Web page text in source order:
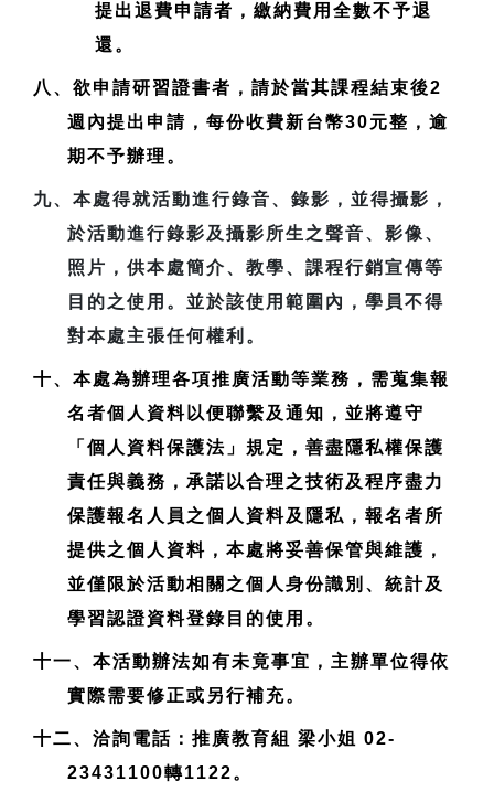
提出退費申請者，繳納費用全數不予退
還。
八、欲申請研習證書者，請於當其課程結束後2
週內提出申請，每份收費新台幣30元整，逾
期不予辦理。
九、本處得就活動進行錄音、錄影，並得攝影，
於活動進行錄影及攝影所生之聲音、影像、
照片，供本處簡介、教學、課程行銷宣傳等
目的之使用。並於該使用範圍內，學員不得
對本處主張任何權利。
十、本處為辦理各項推廣活動等業務，需蒐集報
名者個人資料以便聯繫及通知，並將遵守
「個人資料保護法」規定，善盡隱私權保護
責任與義務，承諾以合理之技術及程序盡力
保護報名人員之個人資料及隱私，報名者所
提供之個人資料，本處將妥善保管與維護，
並僅限於活動相關之個人身份識別、統計及
學習認證資料登錄目的使用。
十一、本活動辦法如有未竟事宜，主辦單位得依
實際需要修正或另行補充。
十二、洽詢電話：推廣教育組 梁小姐 02-
23431100轉1122。